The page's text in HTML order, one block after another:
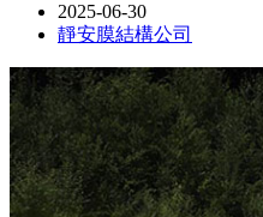
2025-06-30
靜安膜結構公司